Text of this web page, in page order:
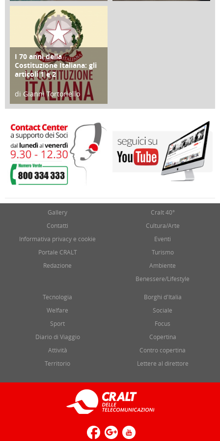
25 Giugno 2016
FOCUS
I 70 anni della
Costituzione Italiana: gli
articoli 1 e 2
di Gianni Tortoriello
17 Marzo 2018
Gallery
Contatti
Informativa privacy e cookie
Portale CRALT
Redazione
Cralt 40°
Cultura/Arte
Eventi
Turismo
Ambiente
Benessere/Lifestyle
Tecnologia
Welfare
Sport
Diario di Viaggio
Attività
Territorio
Borghi d'Italia
Sociale
Focus
Copertina
Contro copertina
Lettere al direttore